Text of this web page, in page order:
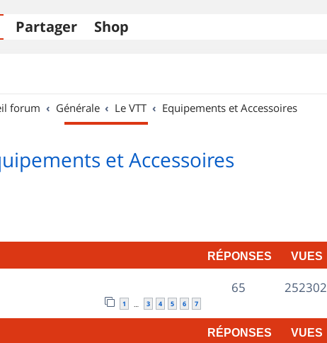
Partager Shop
forum Générale Le VTT Equipements et Accessoires
et Accessoires
RÉPONSES VUES
1 … 3 4 5 6 7
65R
p
252302V
RÉPONSES VUES